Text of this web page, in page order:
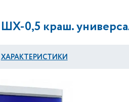
0,5 краш.
ХАРАКТЕРИСТИКИ